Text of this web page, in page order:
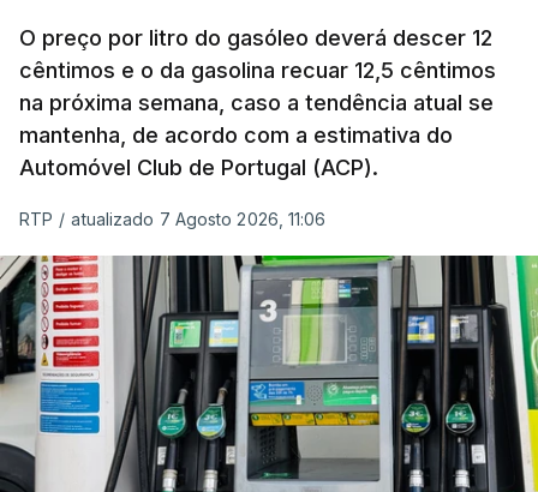
O preço por litro do gasóleo deverá descer 12
cêntimos e o da gasolina recuar 12,5 cêntimos
na próxima semana, caso a tendência atual se
mantenha, de acordo com a estimativa do
Automóvel Club de Portugal (ACP).
RTP / atualizado 7 Agosto 2026, 11:06